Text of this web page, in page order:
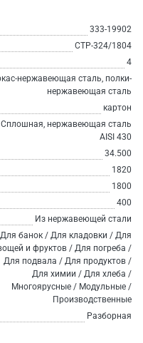
333-19902
СТР-324/1804
4
нержавеющая сталь, полки-
нержавеющая сталь
картон
Сплошная, нержавеющая сталь
AISI 430
34.500
1820
1800
400
Из нержавеющей стали
Для банок / Для кладовки / Для
и фруктов / Для погреба /
Для подвала / Для продуктов /
Для химии / Для хлеба /
Многоярусные / Модульные /
Производственные
Разборная